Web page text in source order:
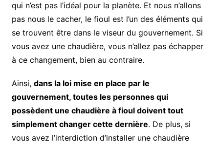
qui n’est pas l’idéal pour la planète. Et nous n’allons
pas nous le cacher, le fioul est l’un des éléments qui
se trouvent être dans le viseur du gouvernement. Si
vous avez une chaudière, vous n’allez pas échapper
à ce changement, bien au contraire.
Ainsi, dans la loi mise en place par le
gouvernement, toutes les personnes qui
possèdent une chaudière à fioul doivent tout
simplement changer cette dernière. De plus, si
vous avez l’interdiction d’installer une chaudière